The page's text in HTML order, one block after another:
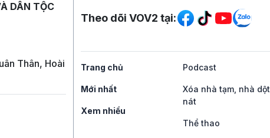
DÂN TỘC
Thân, Hoài
Mạng xã hội
Theo dõi VOV2 tại:
Trang chủ
Mới nhất
Xem nhiều
Podcast
Xóa nhà tạm, nhà dột
nát
Thể thao